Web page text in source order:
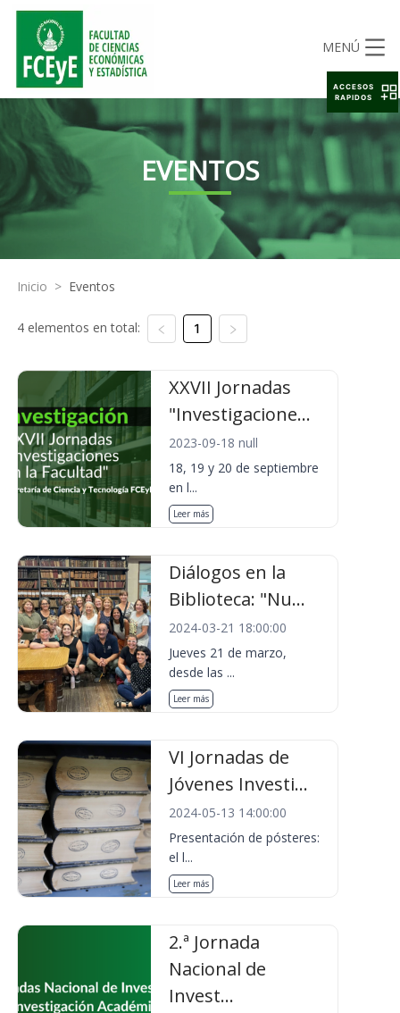
MENÚ
EVENTOS
Inicio > Eventos
4 elementos en total: 1
XXVII Jornadas
"Investigacione...
2023-09-18 null
18, 19 y 20 de septiembre
en l...
Leer más
Diálogos en la
Biblioteca: "Nu...
2024-03-21 18:00:00
Jueves 21 de marzo,
desde las ...
Leer más
VI Jornadas de
Jóvenes Investi...
2024-05-13 14:00:00
Presentación de pósteres:
el l...
Leer más
2.ª Jornada
Nacional de
Invest...
ACCESOS
RAPIDOS